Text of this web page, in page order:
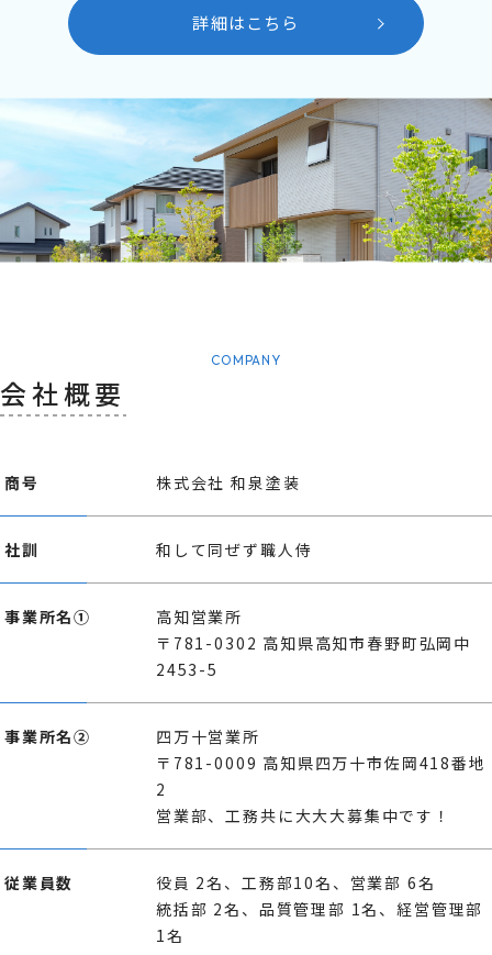
詳細はこちら
COMPANY
会社概要
商号 株式会社 和泉塗装
社訓 和して同ぜず職人侍
事業所名①
高知営業所
〒781-0302 高知県高知市春野町弘岡中
2453-5
事業所名②
四万十営業所
〒781-0009 高知県四万十市佐岡418番地
2
営業部、工務共に大大大募集中です！
従業員数
役員 2名、工務部10名、営業部 6名
統括部 2名、品質管理部 1名、経営管理部
1名